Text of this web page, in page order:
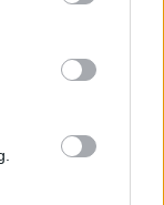
party tags to
below Google